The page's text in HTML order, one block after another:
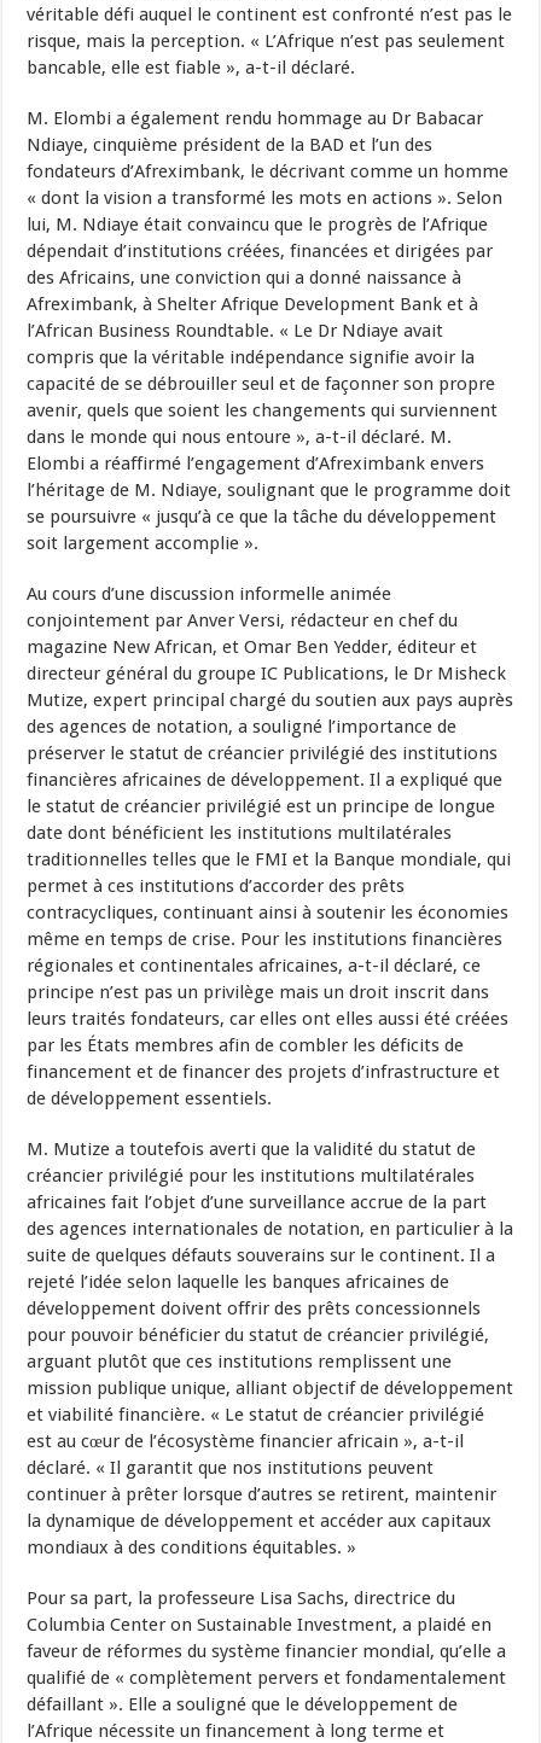
véritable défi auquel le continent est confronté n’est pas le
risque, mais la perception. « L’Afrique n’est pas seulement
bancable, elle est fiable », a-t-il déclaré.
M. Elombi a également rendu hommage au Dr Babacar
Ndiaye, cinquième président de la BAD et l’un des
fondateurs d’Afreximbank, le décrivant comme un homme
« dont la vision a transformé les mots en actions ». Selon
lui, M. Ndiaye était convaincu que le progrès de l’Afrique
dépendait d’institutions créées, financées et dirigées par
des Africains, une conviction qui a donné naissance à
Afreximbank, à Shelter Afrique Development Bank et à
l’African Business Roundtable. « Le Dr Ndiaye avait
compris que la véritable indépendance signifie avoir la
capacité de se débrouiller seul et de façonner son propre
avenir, quels que soient les changements qui surviennent
dans le monde qui nous entoure », a-t-il déclaré. M.
Elombi a réaffirmé l’engagement d’Afreximbank envers
l’héritage de M. Ndiaye, soulignant que le programme doit
se poursuivre « jusqu’à ce que la tâche du développement
soit largement accomplie ».
Au cours d’une discussion informelle animée
conjointement par Anver Versi, rédacteur en chef du
magazine New African, et Omar Ben Yedder, éditeur et
directeur général du groupe IC Publications, le Dr Misheck
Mutize, expert principal chargé du soutien aux pays auprès
des agences de notation, a souligné l’importance de
préserver le statut de créancier privilégié des institutions
financières africaines de développement. Il a expliqué que
le statut de créancier privilégié est un principe de longue
date dont bénéficient les institutions multilatérales
traditionnelles telles que le FMI et la Banque mondiale, qui
permet à ces institutions d’accorder des prêts
contracycliques, continuant ainsi à soutenir les économies
même en temps de crise. Pour les institutions financières
régionales et continentales africaines, a-t-il déclaré, ce
principe n’est pas un privilège mais un droit inscrit dans
leurs traités fondateurs, car elles ont elles aussi été créées
par les États membres afin de combler les déficits de
financement et de financer des projets d’infrastructure et
de développement essentiels.
M. Mutize a toutefois averti que la validité du statut de
créancier privilégié pour les institutions multilatérales
africaines fait l’objet d’une surveillance accrue de la part
des agences internationales de notation, en particulier à la
suite de quelques défauts souverains sur le continent. Il a
rejeté l’idée selon laquelle les banques africaines de
développement doivent offrir des prêts concessionnels
pour pouvoir bénéficier du statut de créancier privilégié,
arguant plutôt que ces institutions remplissent une
mission publique unique, alliant objectif de développement
et viabilité financière. « Le statut de créancier privilégié
est au cœur de l’écosystème financier africain », a-t-il
déclaré. « Il garantit que nos institutions peuvent
continuer à prêter lorsque d’autres se retirent, maintenir
la dynamique de développement et accéder aux capitaux
mondiaux à des conditions équitables. »
Pour sa part, la professeure Lisa Sachs, directrice du
Columbia Center on Sustainable Investment, a plaidé en
faveur de réformes du système financier mondial, qu’elle a
qualifié de « complètement pervers et fondamentalement
défaillant ». Elle a souligné que le développement de
l’Afrique nécessite un financement à long terme et